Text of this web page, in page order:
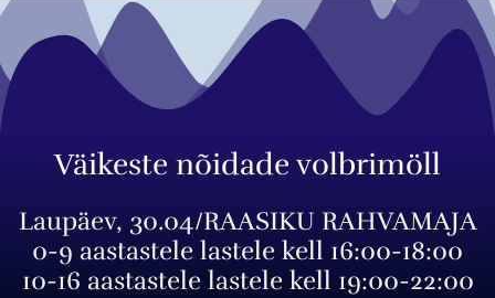
k
a
m
Väikeste nõidade volbrimöll
Laupäev, 30.04/RAASIKU RAHVAMAJA
0-9 aastastele lastele kell 16:00-18:00
10-16 aastastele lastele kell 19:00-22:00